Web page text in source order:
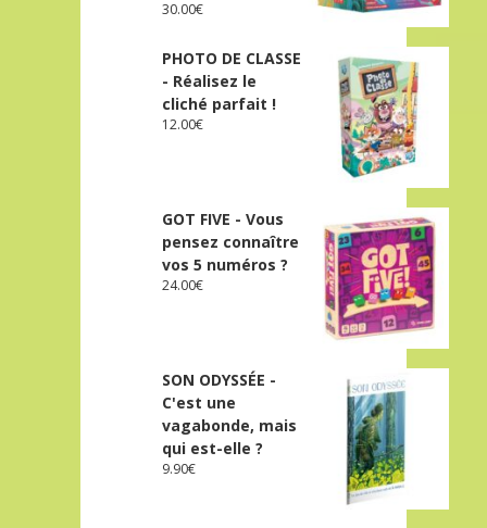
30.00€
PHOTO DE CLASSE
- Réalisez le
cliché parfait !
12.00€
GOT FIVE - Vous
pensez connaître
vos 5 numéros ?
24.00€
SON ODYSSÉE -
C'est une
vagabonde, mais
qui est-elle ?
9.90€